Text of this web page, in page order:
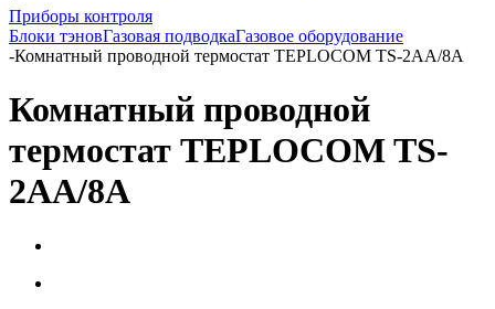
Приборы контроля
Блоки тэновГазовая подводкаГазовое оборудование
-Комнатный проводной термостат TEPLOCOM TS-2AA/8A
Комнатный проводной
термостат TEPLOCOM TS-
2AA/8A